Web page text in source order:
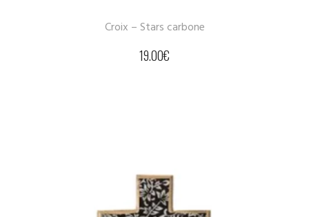
Croix – Stars carbone
19.00€